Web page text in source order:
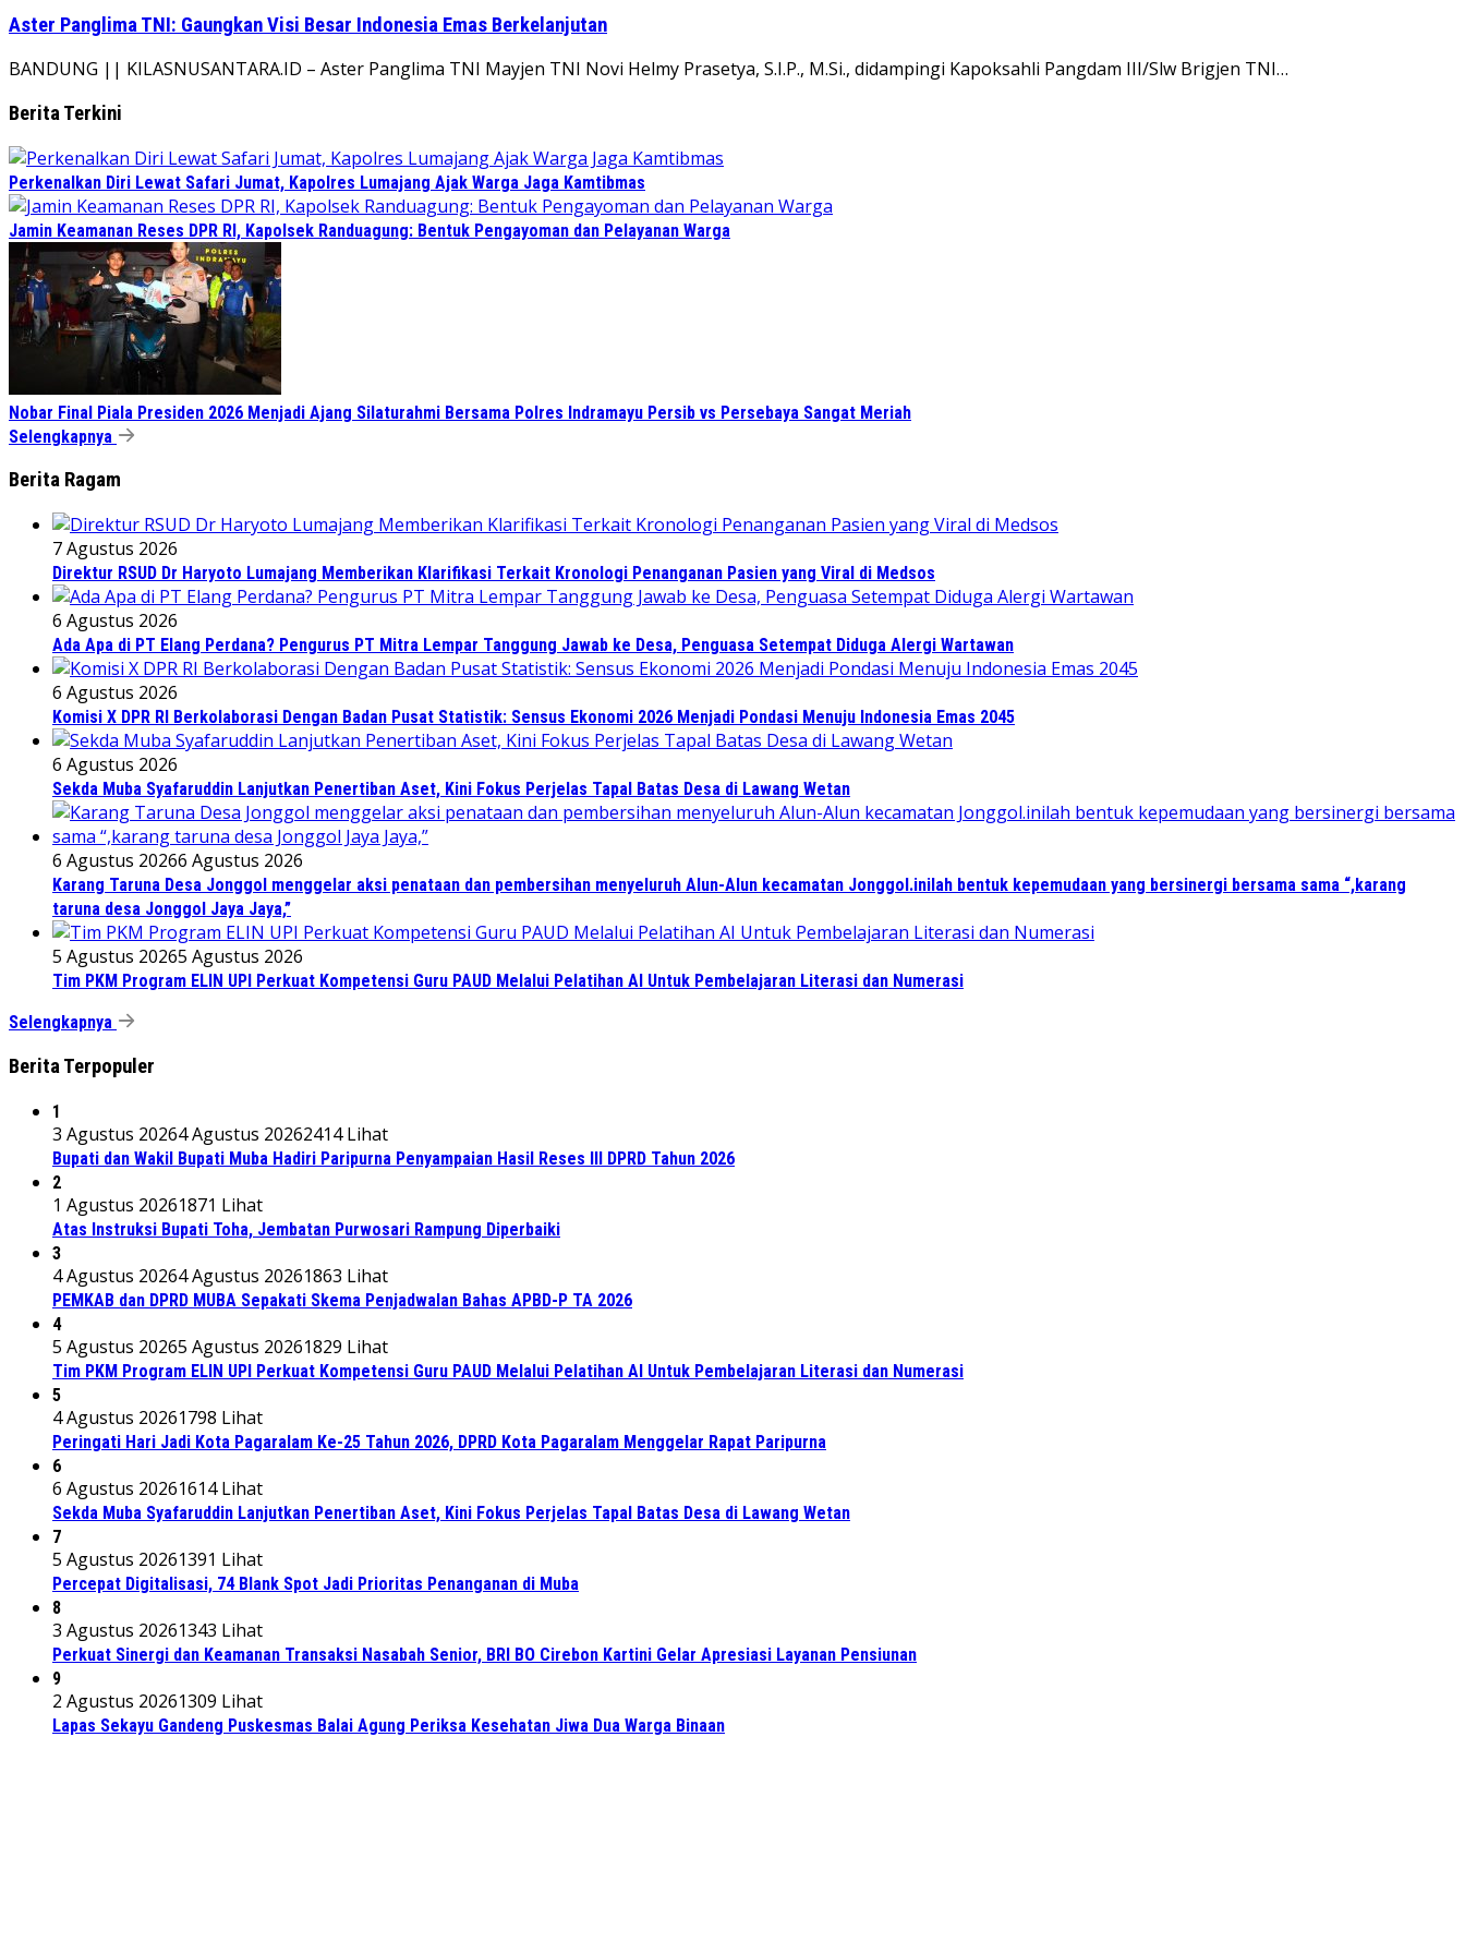
Aster Panglima TNI: Gaungkan Visi Besar Indonesia Emas Berkelanjutan
BANDUNG || KILASNUSANTARA.ID – Aster Panglima TNI Mayjen TNI Novi Helmy Prasetya, S.I.P., M.Si., didampingi Kapoksahli Pangdam III/Slw Brigjen TNI…
Berita Terkini
Perkenalkan Diri Lewat Safari Jumat, Kapolres Lumajang Ajak Warga Jaga Kamtibmas
Jamin Keamanan Reses DPR RI, Kapolsek Randuagung: Bentuk Pengayoman dan Pelayanan Warga
Nobar Final Piala Presiden 2026 Menjadi Ajang Silaturahmi Bersama Polres Indramayu Persib vs Persebaya Sangat Meriah
Selengkapnya
Berita Ragam
7 Agustus 2026
Direktur RSUD Dr Haryoto Lumajang Memberikan Klarifikasi Terkait Kronologi Penanganan Pasien yang Viral di Medsos
6 Agustus 2026
Ada Apa di PT Elang Perdana? Pengurus PT Mitra Lempar Tanggung Jawab ke Desa, Penguasa Setempat Diduga Alergi Wartawan
6 Agustus 2026
Komisi X DPR RI Berkolaborasi Dengan Badan Pusat Statistik: Sensus Ekonomi 2026 Menjadi Pondasi Menuju Indonesia Emas 2045
6 Agustus 2026
Sekda Muba Syafaruddin Lanjutkan Penertiban Aset, Kini Fokus Perjelas Tapal Batas Desa di Lawang Wetan
6 Agustus 20266 Agustus 2026
Karang Taruna Desa Jonggol menggelar aksi penataan dan pembersihan menyeluruh Alun-Alun kecamatan Jonggol.inilah bentuk kepemudaan yang bersinergi bersama sama “,karang
taruna desa Jonggol Jaya Jaya,”
5 Agustus 20265 Agustus 2026
Tim PKM Program ELIN UPI Perkuat Kompetensi Guru PAUD Melalui Pelatihan AI Untuk Pembelajaran Literasi dan Numerasi
Selengkapnya
Berita Terpopuler
1
3 Agustus 20264 Agustus 20262414 Lihat
Bupati dan Wakil Bupati Muba Hadiri Paripurna Penyampaian Hasil Reses III DPRD Tahun 2026
2
1 Agustus 20261871 Lihat
Atas Instruksi Bupati Toha, Jembatan Purwosari Rampung Diperbaiki
3
4 Agustus 20264 Agustus 20261863 Lihat
PEMKAB dan DPRD MUBA Sepakati Skema Penjadwalan Bahas APBD-P TA 2026
4
5 Agustus 20265 Agustus 20261829 Lihat
Tim PKM Program ELIN UPI Perkuat Kompetensi Guru PAUD Melalui Pelatihan AI Untuk Pembelajaran Literasi dan Numerasi
5
4 Agustus 20261798 Lihat
Peringati Hari Jadi Kota Pagaralam Ke-25 Tahun 2026, DPRD Kota Pagaralam Menggelar Rapat Paripurna
6
6 Agustus 20261614 Lihat
Sekda Muba Syafaruddin Lanjutkan Penertiban Aset, Kini Fokus Perjelas Tapal Batas Desa di Lawang Wetan
7
5 Agustus 20261391 Lihat
Percepat Digitalisasi, 74 Blank Spot Jadi Prioritas Penanganan di Muba
8
3 Agustus 20261343 Lihat
Perkuat Sinergi dan Keamanan Transaksi Nasabah Senior, BRI BO Cirebon Kartini Gelar Apresiasi Layanan Pensiunan
9
2 Agustus 20261309 Lihat
Lapas Sekayu Gandeng Puskesmas Balai Agung Periksa Kesehatan Jiwa Dua Warga Binaan